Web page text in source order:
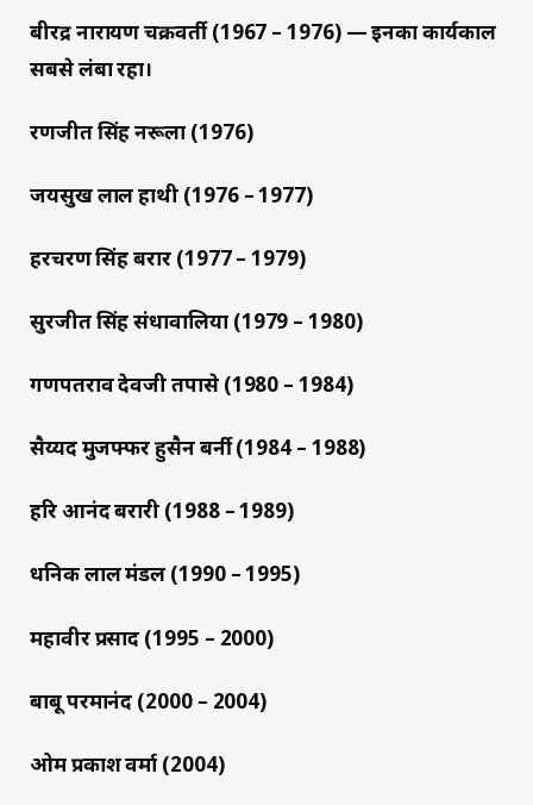
बीरेंद्र नारायण चक्रवर्ती (1967 – 1976) — इनका कार्यकाल
सबसे लंबा रहा।
रणजीत सिंह नरूला (1976)
जयसुख लाल हाथी (1976 – 1977)
हरचरण सिंह बरार (1977 – 1979)
सुरजीत सिंह संधावालिया (1979 – 1980)
गणपतराव देवजी तपासे (1980 – 1984)
सैय्यद मुजफ्फर हुसैन बर्नी (1984 – 1988)
हरि आनंद बरारी (1988 – 1989)
धनिक लाल मंडल (1990 – 1995)
महावीर प्रसाद (1995 – 2000)
बाबू परमानंद (2000 – 2004)
ओम प्रकाश वर्मा (2004)